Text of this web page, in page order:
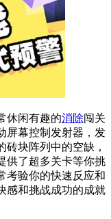
休闲有趣的消除闯关
屏幕控制发射器，发
块阵列中的空缺，
供了超多关卡等你挑
考验你的快速反应和
感和挑战成功的成就